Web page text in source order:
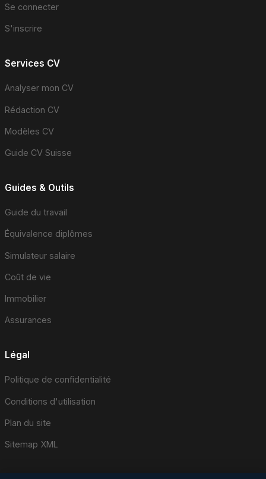
Se connecter
S'inscrire
Services CV
Analyser mon CV
Rédaction CV
Modèles CV
Guide CV Suisse
Guides & Outils
Guide du travail
Équivalence diplômes
Simulateur salaire
Coût de vie
Immobilier
Assurances
Légal
Politique de confidentialité
Conditions d'utilisation
Plan du site
Sitemap XML